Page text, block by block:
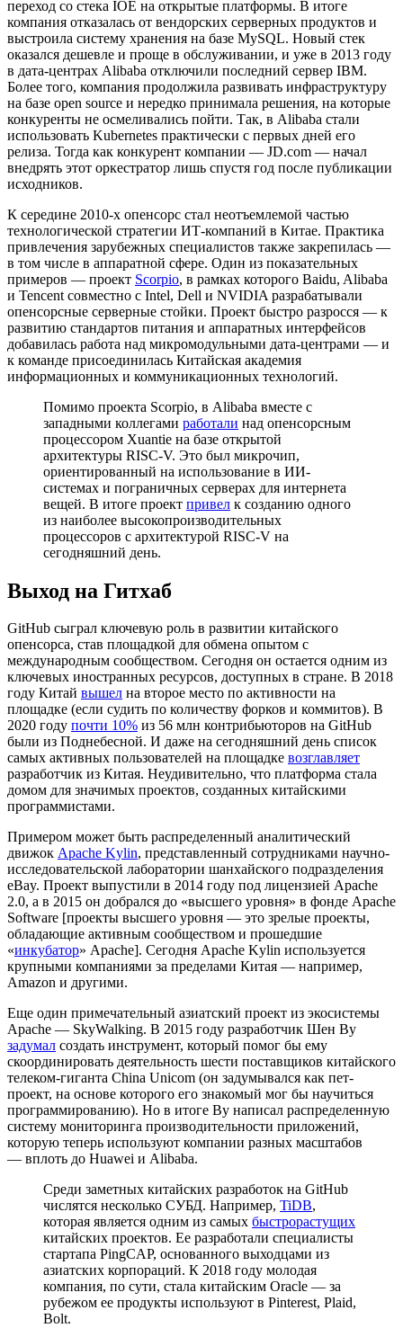
переход со стека IOE на открытые платформы. В итоге
компания отказалась от вендорских серверных продуктов и
выстроила систему хранения на базе MySQL. Новый стек
оказался дешевле и проще в обслуживании, и уже в 2013 году
в дата-центрах Alibaba отключили последний сервер IBM.
Более того, компания продолжила развивать инфраструктуру
на базе open source и нередко принимала решения, на которые
конкуренты не осмеливались пойти. Так, в Alibaba стали
использовать Kubernetes практически с первых дней его
релиза. Тогда как конкурент компании — JD.com — начал
внедрять этот оркестратор лишь спустя год после публикации
исходников.
К середине 2010-х опенсорс стал неотъемлемой частью
технологической стратегии ИТ-компаний в Китае. Практика
привлечения зарубежных специалистов также закрепилась —
в том числе в аппаратной сфере. Один из показательных
примеров — проект Scorpio, в рамках которого Baidu, Alibaba
и Tencent совместно с Intel, Dell и NVIDIA разрабатывали
опенсорсные серверные стойки. Проект быстро разросся — к
развитию стандартов питания и аппаратных интерфейсов
добавилась работа над микромодульными дата-центрами — и
к команде присоединилась Китайская академия
информационных и коммуникационных технологий.
Помимо проекта Scorpio, в Alibaba вместе с
западными коллегами работали над опенсорсным
процессором Xuantie на базе открытой
архитектуры RISC-V. Это был микрочип,
ориентированный на использование в ИИ-
системах и пограничных серверах для интернета
вещей. В итоге проект привел к созданию одного
из наиболее высокопроизводительных
процессоров с архитектурой RISC-V на
сегодняшний день.
Выход на Гитхаб
GitHub сыграл ключевую роль в развитии китайского
опенсорса, став площадкой для обмена опытом с
международным сообществом. Сегодня он остается одним из
ключевых иностранных ресурсов, доступных в стране. В 2018
году Китай вышел на второе место по активности на
площадке (если судить по количеству форков и коммитов). В
2020 году почти 10% из 56 млн контрибьюторов на GitHub
были из Поднебесной. И даже на сегодняшний день список
самых активных пользователей на площадке возглавляет
разработчик из Китая. Неудивительно, что платформа стала
домом для значимых проектов, созданных китайскими
программистами.
Примером может быть распределенный аналитический
движок Apache Kylin, представленный сотрудниками научно-
исследовательской лаборатории шанхайского подразделения
eBay. Проект выпустили в 2014 году под лицензией Apache
2.0, а в 2015 он добрался до «высшего уровня» в фонде Apache
Software [проекты высшего уровня — это зрелые проекты,
обладающие активным сообществом и прошедшие
«инкубатор» Apache]. Сегодня Apache Kylin используется
крупными компаниями за пределами Китая — например,
Amazon и другими.
Еще один примечательный азиатский проект из экосистемы
Apache — SkyWalking. В 2015 году разработчик Шен Ву
задумал создать инструмент, который помог бы ему
скоординировать деятельность шести поставщиков китайского
телеком-гиганта China Unicom (он задумывался как пет-
проект, на основе которого его знакомый мог бы научиться
программированию). Но в итоге Ву написал распределенную
систему мониторинга производительности приложений,
которую теперь используют компании разных масштабов
— вплоть до Huawei и Alibaba.
Среди заметных китайских разработок на GitHub
числятся несколько СУБД. Например, TiDB,
которая является одним из самых быстрорастущих
китайских проектов. Ее разработали специалисты
стартапа PingCAP, основанного выходцами из
азиатских корпораций. К 2018 году молодая
компания, по сути, стала китайским Oracle — за
рубежом ее продукты используют в Pinterest, Plaid,
Bolt.